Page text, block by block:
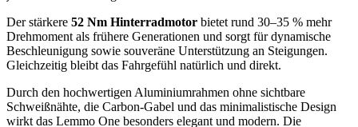
Der stärkere 52 Nm Hinterradmotor bietet rund 30–35 % mehr
Drehmoment als frühere Generationen und sorgt für dynamische
Beschleunigung sowie souveräne Unterstützung an Steigungen.
Gleichzeitig bleibt das Fahrgefühl natürlich und direkt.
Durch den hochwertigen Aluminiumrahmen ohne sichtbare
Schweißnähte, die Carbon-Gabel und das minimalistische Design
wirkt das Lemmo One besonders elegant und modern. Die